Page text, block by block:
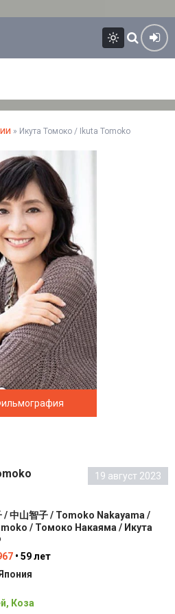
» Икута Томоко / Ikuta Tomoko
19 август 2023
/ 中山智子 / Tomoko Nakayama /
/ Томоко Накаяма / Икута
• 59 лет
Коза